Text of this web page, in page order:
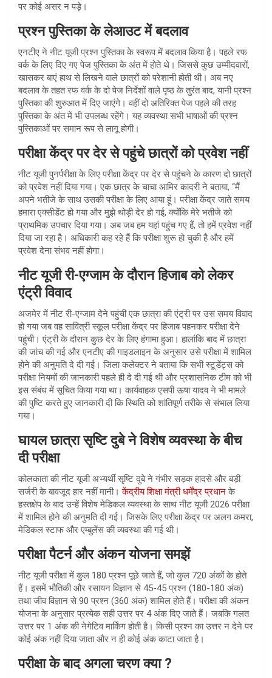
पर कोई असर न पड़े।
प्रश्न पुस्तिका के लेआउट में बदलाव
एनटीए ने नीट यूजी प्रश्न पुस्तिका के स्वरूप में बदलाव किया है। पहले रफ
वर्क के लिए दिए गए पेज पुस्तिका के अंत में होते थे। जिससे कुछ उम्मीदवारों,
खासकर बाएं हाथ से लिखने वाले छात्रों को परेशानी होती थी। अब नए
बदलाव के तहत रफ वर्क के दो पेज निर्देशों वाले पृष्ठ के तुरंत बाद, यानी प्रश्न
पुस्तिका की शुरुआत में दिए जाएंगे। वहीं दो अतिरिक्त पेज पहले की तरह
पुस्तिका के अंत में भी उपलब्ध रहेंगे। यह व्यवस्था सभी भाषाओं की प्रश्न
पुस्तिकाओं पर समान रूप से लागू होगी।
परीक्षा केंद्र पर देर से पहुंचे छात्रों को प्रवेश नहीं
नीट यूजी पुनर्परीक्षा के लिए परीक्षा केंद्र पर देर से पहुंचने के कारण दो छात्रों
को प्रवेश नहीं दिया गया। एक छात्र के चाचा आमिर कादरी ने बताया, “मैं
अपने भतीजे के साथ उसकी परीक्षा के लिए आया हूं। परीक्षा केंद्र जाते समय
हमारा एक्सीडेंट हो गया और मुझे थोड़ी देर हो गई, क्योंकि मेरे भतीजे को
प्राथमिक उपचार दिया गया। अब जब हम यहां पहुंच गए हैं, तो हमें प्रवेश नहीं
दिया जा रहा है। अधिकारी कह रहे हैं कि परीक्षा शुरू हो चुकी है और हमें
प्रवेश देना संभव नहीं होगा।
नीट यूजी री-एग्जाम के दौरान हिजाब को लेकर
एंट्री विवाद
अजमेर में नीट री-एग्जाम देने पहुंची एक छात्रा की एंट्री पर उस समय विवाद
हो गया जब वह सावित्री स्कूल परीक्षा केंद्र पर हिजाब पहनकर परीक्षा देने
पहुंची। एंट्री के दौरान कुछ देर के लिए हंगामा हुआ। हालांकि बाद में छात्रा
की जांच की गई और एनटीए की गाइडलाइन के अनुसार उसे परीक्षा में शामिल
होने की अनुमति दे दी गई। जिला कलेक्टर ने बताया कि सभी स्टूडेंट्स को
परीक्षा नियमों की जानकारी पहले ही दे दी गई थी और प्रशासनिक टीम को भी
इस संबंध में सूचित किया गया था। कार्यवाहक एसपी ऊषा यादव ने भी मामले
की पुष्टि करते हुए जानकारी दी कि स्थिति को शांतिपूर्ण तरीके से संभाल लिया
गया।
घायल छात्रा सृष्टि दुबे ने विशेष व्यवस्था के बीच
दी परीक्षा
कोलकाता की नीट यूजी अभ्यर्थी सृष्टि दुबे ने गंभीर सड़क हादसे और बड़ी
सर्जरी के बावजूद हार नहीं मानी।केंद्रीय शिक्षा मंत्री धर्मेंद्र प्रधानके
हस्तक्षेप के बाद उन्हें विशेष मेडिकल व्यवस्था के साथ नीट यूजी 2026 परीक्षा
में शामिल होने की अनुमति दी गई। जिसके लिए परीक्षा केंद्र पर अलग कमरा,
मेडिकल स्टाफ और एम्बुलेंस की व्यवस्था की गई थी।
परीक्षा पैटर्न और अंकन योजना समझें
नीट यूजी परीक्षा में कुल 180 प्रश्न पूछे जाते हैं, जो कुल 720 अंकों के होते
हैं। इसमें भौतिकी और रसायन विज्ञान से 45-45 प्रश्न (180-180 अंक)
तथा जीव विज्ञान से 90 प्रश्न (360 अंक) शामिल होते हैं। परीक्षा की अंकन
योजना के अनुसार प्रत्येक सही उत्तर पर 4 अंक दिए जाते हैं। जबकि गलत
उत्तर पर 1 अंक की नेगेटिव मार्किंग होती है। किसी प्रश्न का उत्तर न देने पर
कोई अंक नहीं दिया जाता और न ही कोई अंक काटा जाता है।
परीक्षा के बाद अगला चरण क्या ?